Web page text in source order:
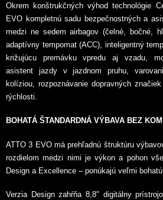
Okrem konštrukčných výhod technológie
EVO kompletnú sadu bezpečnostných a
medzi ne sedem airbagov (čelné, bočné,
adaptívny tempomat (ACC), inteligentný
križujúcu premávku vpredu aj vzadu,
asistent jazdy v jazdnom pruhu,
kolíziou, rozpoznávanie dopravných
rýchlosti.
BOHATÁ ŠTANDARDNÁ VÝBAVA BEZ
ATTO 3 EVO má prehľadnú štruktúru
rozdielom medzi nimi je výkon a pohon
Design a Excellence – ponúkajú veľmi
Verzia Design zahŕňa 8,8" digitálny